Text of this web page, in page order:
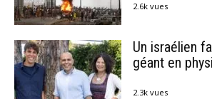
2.6k vues
Un israélien
géant en
2.3k vues